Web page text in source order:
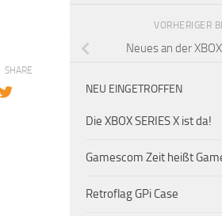
SHARE
VORHERIGER
Neues an der
NEU EINGETROFFEN
Die XBOX SERIES X ist da!
Gamescom Zeit heißt
Retroflag GPi Case